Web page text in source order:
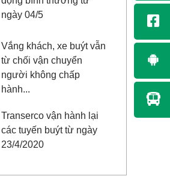
ngày 04/5
Vắng khách, xe buýt vẫn
từ chối vận chuyển
người không chấp
hành...
Transerco vận hành lại
các tuyến buýt từ ngày
23/4/2020